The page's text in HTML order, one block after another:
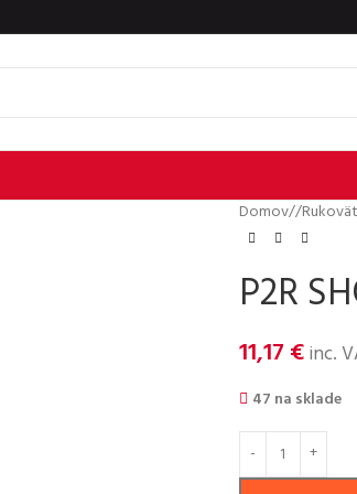
Domov/
P2R
11,17 €inc.
47 na sklade